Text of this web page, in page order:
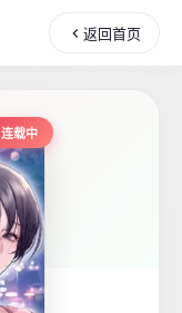
返回首页
连载中